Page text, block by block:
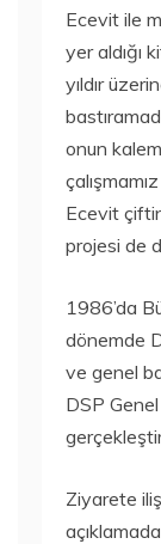
Ecevit ile
yer aldığı
yıldır
onun
Ecevit
projesi de
1986’da
dönemde
ve genel
DSP
Ziyarete